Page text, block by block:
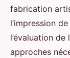
fabrication
l’impression
l’évaluation de
approches